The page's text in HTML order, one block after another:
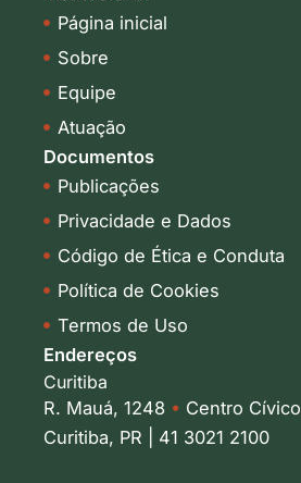
Página inicial
Sobre
Equipe
Atuação
Documentos
Publicações
Privacidade e Dados
Código de Ética e Conduta
Política de Cookies
Termos de Uso
Endereços
Curitiba
R. Mauá, 1248 • Centro Cívico
Curitiba, PR | 41 3021 2100